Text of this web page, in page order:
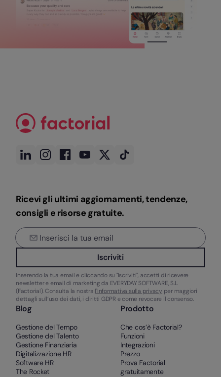
Ricevi gli ultimi aggiornamenti, tendenze,
consigli e risorse gratuite.
Iscriviti
Inserendo la tua email e cliccando su "Iscriviti", accetti di ricevere
newsletter e email di marketing da EVERYDAY SOFTWARE, S.L.
(Factorial). Consulta la nostra l'Informativa sulla privacy per maggiori
dettagli sull’uso dei dati, i diritti GDPR e come revocare il consenso.
Blog
Gestione del Tempo
Gestione del Talento
Gestione Finanziaria
Digitalizzazione HR
Software HR
The Rocket
Prodotto
Che cos’è Factorial?
Funzioni
Integrazioni
Prezzo
Prova Factorial
gratuitamente